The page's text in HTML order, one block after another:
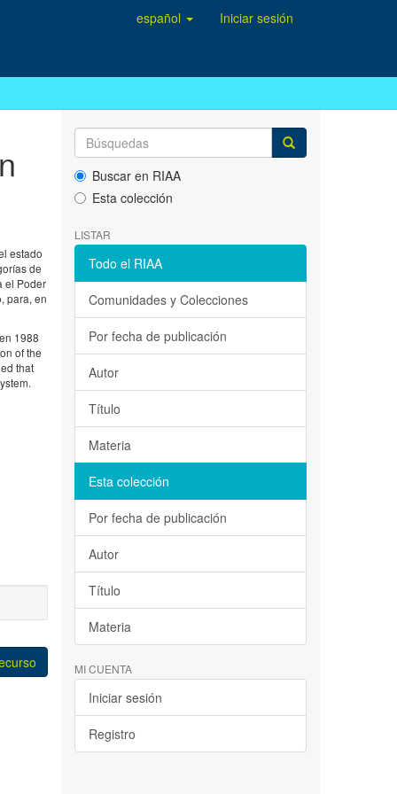
español Iniciar sesión
estado
de
el Poder
para, en
1988
of the
that
Buscar en RIAA
Esta colección
LISTAR
Todo el RIAA
Comunidades y Colecciones
Por fecha de publicación
Autor
Título
Materia
Esta colección
Por fecha de publicación
Autor
Título
Materia
MI CUENTA
Iniciar sesión
Registro